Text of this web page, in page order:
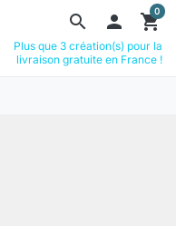
search  shopping_cart
0
Plus que 3 création(s) pour la
livraison gratuite en France !